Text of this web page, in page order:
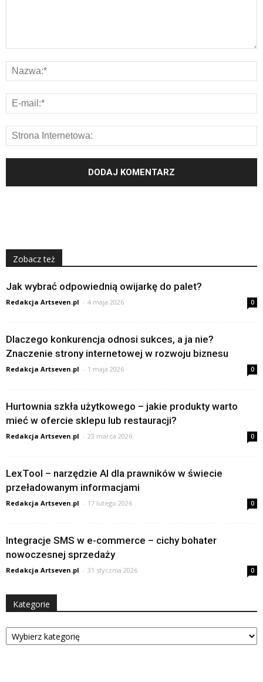
Zobacz też
Jak wybrać odpowiednią owijarkę do palet?
Redakcja Artseven.pl - 4 maja 2026 0
Dlaczego konkurencja odnosi sukces, a ja nie?
Znaczenie strony internetowej w rozwoju biznesu
Redakcja Artseven.pl - 1 maja 2026 0
Hurtownia szkła użytkowego – jakie produkty warto
mieć w ofercie sklepu lub restauracji?
Redakcja Artseven.pl - 23 marca 2026 0
LexTool – narzędzie AI dla prawników w świecie
przeładowanym informacjami
Redakcja Artseven.pl - 17 lutego 2026 0
Integracje SMS w e-commerce – cichy bohater
nowoczesnej sprzedaży
Redakcja Artseven.pl - 31 stycznia 2026 0
Kategorie
Kategorie